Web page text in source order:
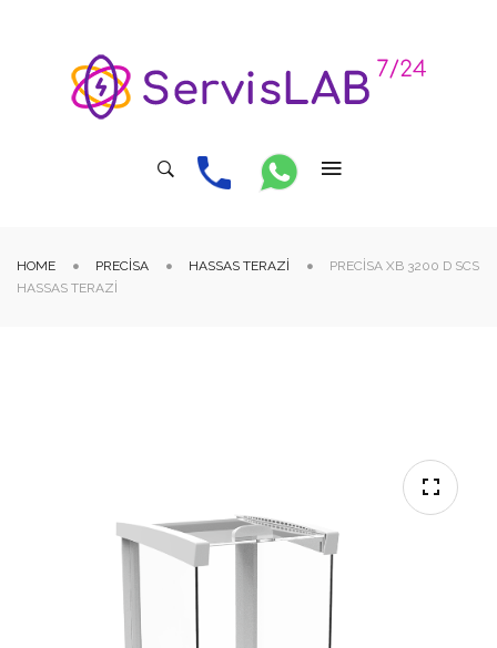
HOME PRECISA HASSAS TERAZI
PRECISA XB 3200 D SCS
HASSAS TERAZI